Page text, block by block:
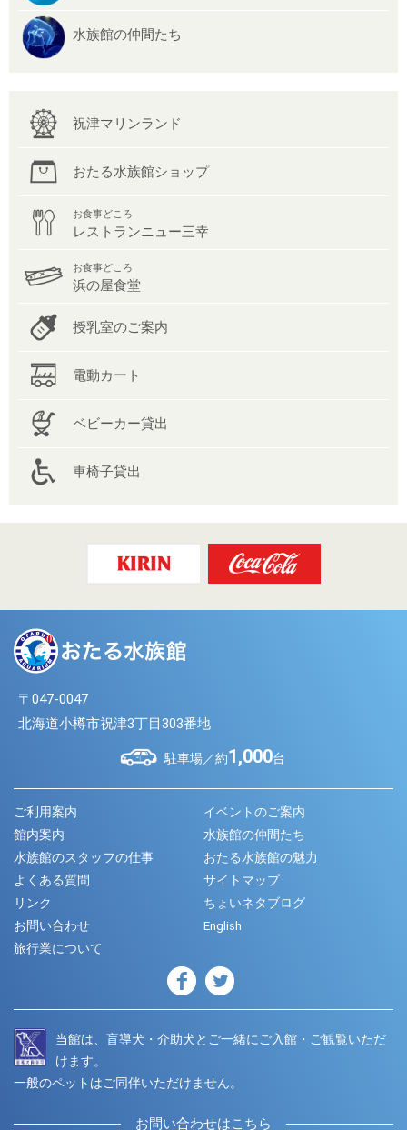
水族館の仲間たち
祝津マリンランド
おたる水族館ショップ
お食事どころ
レストランニュー三幸
お食事どころ
浜の屋食堂
授乳室のご案内
電動カート
ベビーカー貸出
車椅子貸出
〒047-0047
北海道小樽市祝津3丁目303番地
駐車場／約1,000台
ご利用案内
イベントのご案内
館内案内
水族館の仲間たち
水族館のスタッフの仕事
おたる水族館の魅力
よくある質問
サイトマップ
リンク
ちょいネタブログ
お問い合わせ
English
旅行業について
当館は、盲導犬・介助犬とご一緒にご入館・ご観覧いただ
けます。
一般のペットはご同伴いただけません。
お問い合わせはこちら